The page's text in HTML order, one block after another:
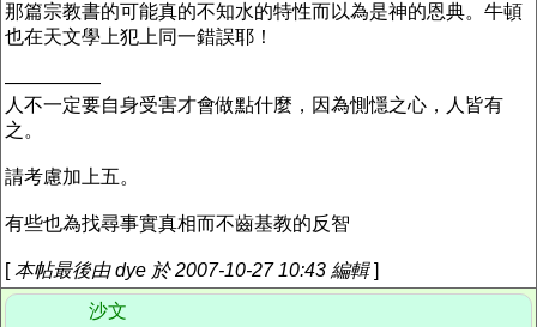
那篇宗教書的可能真的不知水的特性而以為是神的恩典。牛頓
也在天文學上犯上同一錯誤耶！
—————
人不一定要自身受害才會做點什麼，因為惻懚之心，人皆有
之。
請考慮加上五。
有些也為找尋事實真相而不齒基教的反智
[本帖最後由 dye 於 2007-10-27 10:43 編輯]
沙文